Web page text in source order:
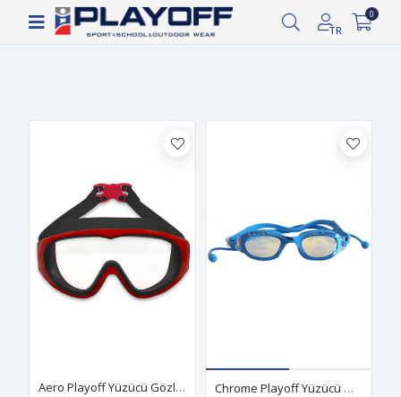
Siparişin 2-8 iş günü arasında kargoya verilecektir.
TR
0
Filtrele
Aero Playoff Yüzücü Gözlüğü Siyah-Kırmızı Chrome Playoff Yüzücü Gözlüğü Mavi